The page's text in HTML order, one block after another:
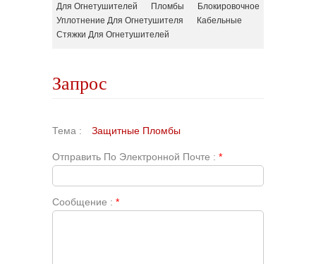
Для Огнетушителей
Пломбы
Блокировочное
Уплотнение Для Огнетушителя
Кабельные
Стяжки Для Огнетушителей
Запрос
Тема : Защитные Пломбы
Отправить По Электронной Почте : *
Сообщение : *